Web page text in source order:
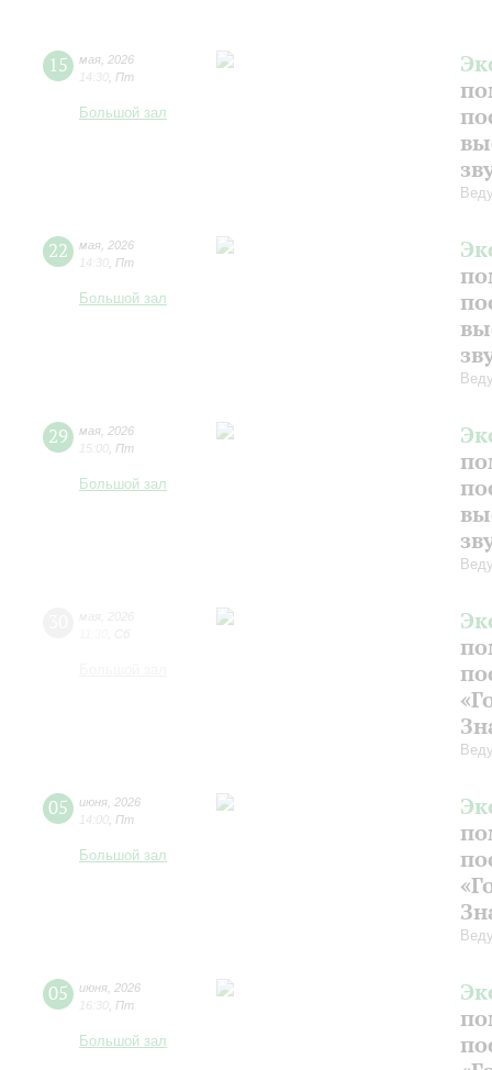
15 мая 2026
14:30 Пт
Большой зал
22 мая 2026
14:30 Пт
Большой зал
29 мая 2026
15:00 Пт
Большой зал
05 июня 2026
14:00 Пт
Большой зал
05 июня 2026
16:30 Пт
Большой зал